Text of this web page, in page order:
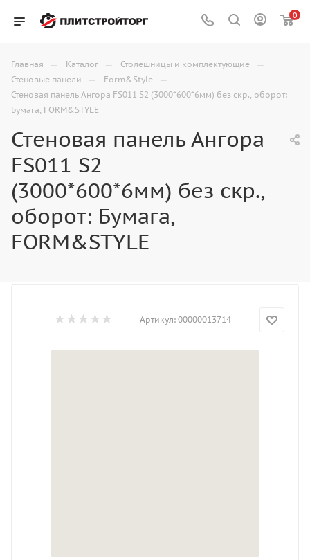
0
Главная — Каталог — Столешницы и комплектующие —
Стеновые панели — Form&Style —
Стеновая панель Ангора FS011 S2 (3000*600*6мм) без скр., оборот:
Бумага, FORM&STYLE
Стеновая панель Ангора
FS011 S2
(3000*600*6мм) без скр.,
оборот: Бумага,
FORM&STYLE
Артикул: 00000013714